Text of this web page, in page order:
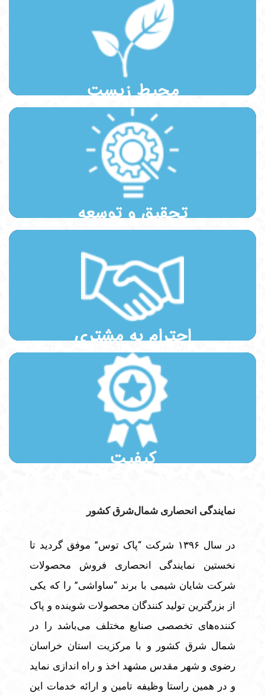
محیط زیست
تعالی سازمانی، افزایش بهره‌وری و ایجاد مزیت رقابتی در بازار برای ما یک
هدف اساسی است و همگام با کسب‌و‌کار به سلامت و حفظ محیط زیست و
نشاط مردم می‌اندیشیم.
تحقیق و توسعه
انجام پژوهش و دستیابی به فناوری‌های پیشرفته روز دنیا و حفظ برتری رقابتی
برای ما اهمیت ویژه‌ای دارد.
احترام به مشتری
برای مدیران و کارکنان این شرکت احترام به خواسته، سلیقه و گرایش‌های
مشتریان و همدلی با آنان یک ارزش محسوب می‌شود.
کیفیت
پیشتازی در کیفیت و تلاش مستمر به منظور ارائه عملکرد مافوق انتظار و عرضه
محصولات تخصصی و برتر در صنایع مختلف همواره از اهداف والا و مورد نظر
است.
نمايندگی انحصاری شمال‌شرق كشور
در سال ۱۳۹۶ شرکت “پاک توس” موفق گردید تا
نخستین نمایندگی انحصاری فروش محصولات
شرکت شایان شیمی با برند “ساواشی” را که یکی
از بزرگترین تولید کنندگان محصولات شوینده و پاک
کننده‌های تخصصی صنایع مختلف می‌باشد را در
شمال شرق کشور و با مرکزیت استان خراسان
رضوی و شهر مقدس مشهد اخذ و راه اندازی نماید
و در همین راستا وظیفه تامین و ارائه خدمات این